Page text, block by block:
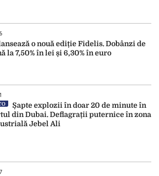
o nouă ediție Fidelis. Dobânzi de
la 7,50% în lei și 6,30% în euro
Șapte explozii în doar 20 de minute în
din Dubai. Deflagrații puternice în zona
Jebel Ali